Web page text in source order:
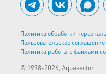
Политика обработки
Пользовательское соглашение
Политика работы с файлами
© 1998-2026, Aquasector